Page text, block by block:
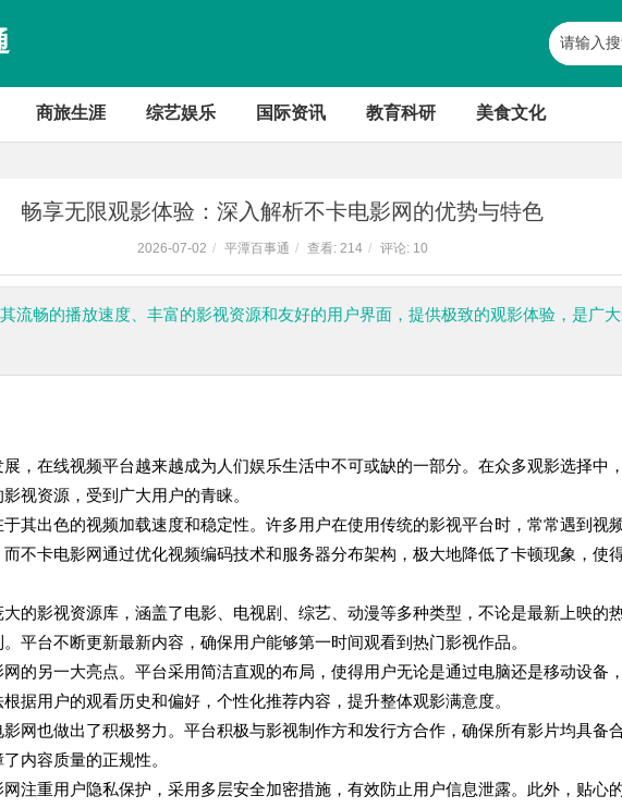
商旅生涯 综艺娱乐 国际资讯 教育科研 美食文化
畅享无限观影体验：深入解析不卡电影网的优势与特色
2026-07-02 / 平潭百事通 / 查看: 214 / 评论: 10
流畅的播放速度、丰富的影视资源和友好的用户界面，提供极致的观影体验，是广
，在线视频平台越来越成为人们娱乐生活中不可或缺的一部分。在众多观影选择中
视资源，受到广大用户的青睐。
其出色的视频加载速度和稳定性。许多用户在使用传统的影视平台时，常常遇到视
不卡电影网通过优化视频编码技术和服务器分布架构，极大地降低了卡顿现象，使
的影视资源库，涵盖了电影、电视剧、综艺、动漫等多种类型，不论是最新上映的
平台不断更新最新内容，确保用户能够第一时间观看到热门影视作品。
的另一大亮点。平台采用简洁直观的布局，使得用户无论是通过电脑还是移动设备
据用户的观看历史和偏好，个性化推荐内容，提升整体观影满意度。
网也做出了积极努力。平台积极与影视制作方和发行方合作，确保所有影片均具备
内容质量的正规性。
注重用户隐私保护，采用多层安全加密措施，有效防止用户信息泄露。此外，贴心